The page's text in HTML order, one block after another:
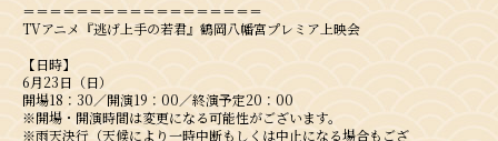
＝＝＝＝＝＝＝＝＝＝＝＝＝＝＝＝＝＝
TVアニメ『逃げ上手の若君』鶴岡八幡宮プレミア上映会
【日時】
6月23日（日）
開場18：30／開演19：00／終演予定20：00
※開場・開演時間は変更になる可能性がございます。
※雨天決行（天候により一時中断もしくは中止になる場合もござ